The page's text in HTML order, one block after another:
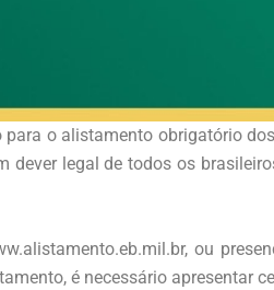
o alistamento obrigatório
legal de todos os
ou
é necessário apresentar